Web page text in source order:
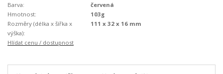
Barva:
červená
Hmotnost:
103g
Rozměry (délka x šířka x
výška):
111 x 32 x 16 mm
Hlídat cenu / dostupnost